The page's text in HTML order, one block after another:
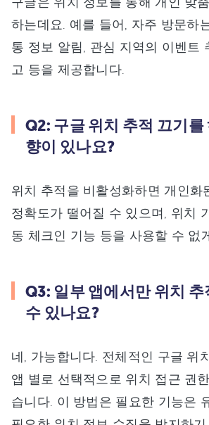
하는데요. 예를 들어, 자주 방문하
통 정보 알림, 관심 지역의 이벤트
고 등을 제공합니다.
Q2: 구글 위치 추적 끄기를
향이 있나요?
위치 추적을 비활성화하면 개인화
정확도가 떨어질 수 있으며, 위치
동 체크인 기능 등을 사용할 수 없
Q3: 일부 앱에서만 위치
수 있나요?
네, 가능합니다. 전체적인 구글 위
앱 별로 선택적으로 위치 접근 권
습니다. 이 방법은 필요한 기능은